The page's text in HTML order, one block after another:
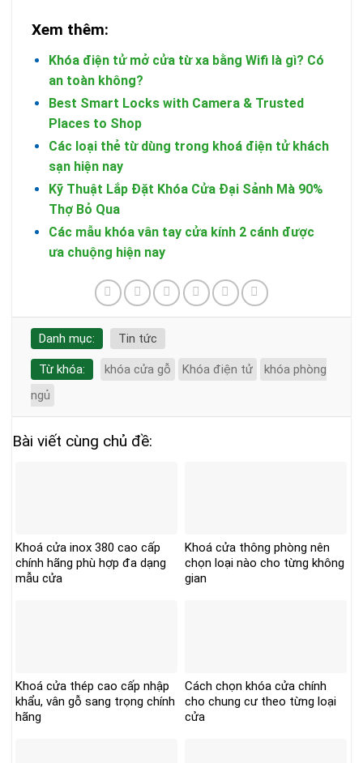
Xem thêm:
Khóa điện tử mở cửa từ xa bằng Wifi là gì? Có
an toàn không?
Best Smart Locks with Camera & Trusted
Places to Shop
Các loại thẻ từ dùng trong khoá điện tử khách
sạn hiện nay
Kỹ Thuật Lắp Đặt Khóa Cửa Đại Sảnh Mà 90%
Thợ Bỏ Qua
Các mẫu khóa vân tay cửa kính 2 cánh được
ưa chuộng hiện nay
Danh mục: Tin tức
Từ khóa: khóa cửa gỗ Khóa điện tử
khóa phòng
ngủ
Bài viết cùng chủ đề:
Khoá cửa inox 380 cao cấp
chính hãng phù hợp đa dạng
mẫu cửa
Khoá cửa thông phòng nên
chọn loại nào cho từng không
gian
Khoá cửa thép cao cấp nhập
khẩu, vân gỗ sang trọng chính
hãng
Cách chọn khóa cửa chính
cho chung cư theo từng loại
cửa